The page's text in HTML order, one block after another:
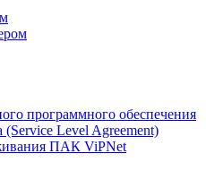
программного обеспечения
Level Agreement)
ПАК ViPNet